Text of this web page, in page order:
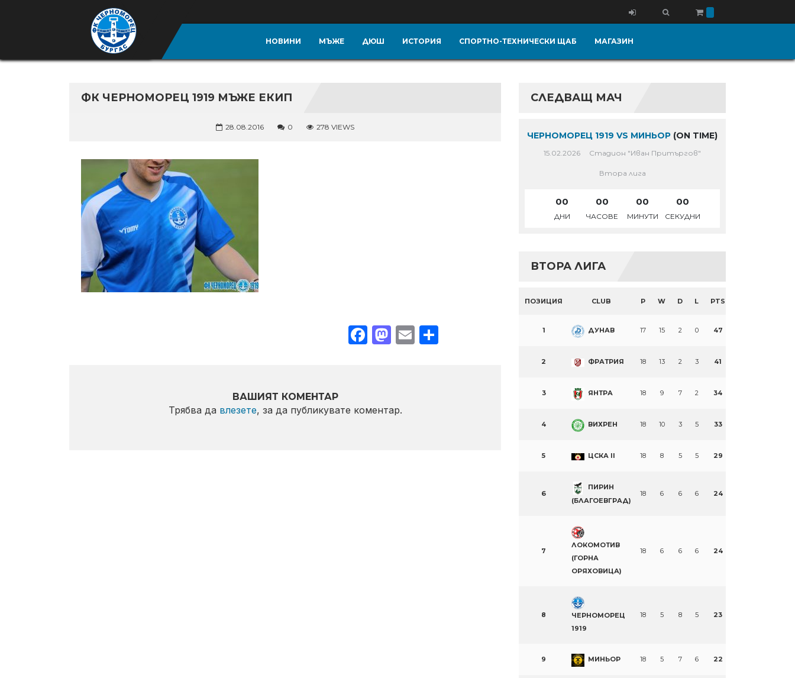
НОВИНИ МЪЖЕ ДЮШ ИСТОРИЯ СПОРТНО-ТЕХНИЧЕСКИ ЩАБ МАГАЗИН
ФК ЧЕРНОМОРЕЦ 1919 МЪЖЕ ЕКИП
28.08.2016 0 278 VIEWS
Facebook
Mastodon
EmailShare
ВАШИЯТ КОМЕНТАР
Трябва да влезете, за да публикувате коментар.
СЛЕДВАЩ МАЧ
ЧЕРНОМОРЕЦ 1919 VS МИНЬОР (ON TIME)
15.02.2026 Стадион "Иван Притъргов"
Втора лига
00
ДНИ
00
ЧАСОВЕ
00
МИНУТИ
00
СЕКУДНИ
ВТОРА ЛИГА
ПОЗИЦИЯ CLUB P W D L PTS
1 ДУНАВ 17 15 2 0 47
2 ФРАТРИЯ 18 13 2 3 41
3 ЯНТРА 18 9 7 2 34
4 ВИХРЕН 18 10 3 5 33
5 ЦСКА II 18 8 5 5 29
6
ПИРИН
(БЛАГОЕВГРАД)
18 6 6 6 24
7
ЛОКОМОТИВ
(ГОРНА
ОРЯХОВИЦА)
18 6 6 6 24
8
ЧЕРНОМОРЕЦ
1919
18 5 8 5 23
9 МИНЬОР 18 5 7 6 22